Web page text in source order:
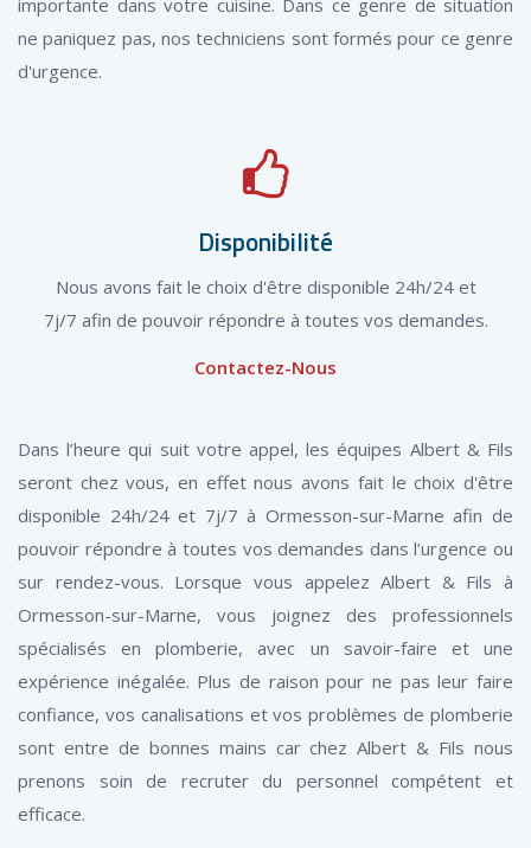
importante dans votre cuisine. Dans ce genre de situation
ne paniquez pas, nos techniciens sont formés pour ce genre
d'urgence.
Disponibilité
Nous avons fait le choix d'être disponible 24h/24 et
7j/7 afin de pouvoir répondre à toutes vos demandes.
Contactez-Nous
Dans l’heure qui suit votre appel, les équipes Albert & Fils
seront chez vous, en effet nous avons fait le choix d'être
disponible 24h/24 et 7j/7 à Ormesson-sur-Marne afin de
pouvoir répondre à toutes vos demandes dans l’urgence ou
sur rendez-vous. Lorsque vous appelez Albert & Fils à
Ormesson-sur-Marne, vous joignez des professionnels
spécialisés en plomberie, avec un savoir-faire et une
expérience inégalée. Plus de raison pour ne pas leur faire
confiance, vos canalisations et vos problèmes de plomberie
sont entre de bonnes mains car chez Albert & Fils nous
prenons soin de recruter du personnel compétent et
efficace.